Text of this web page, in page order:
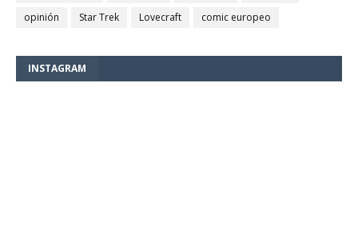
opinión
Star Trek Lovecraft comic europeo
INSTAGRAM